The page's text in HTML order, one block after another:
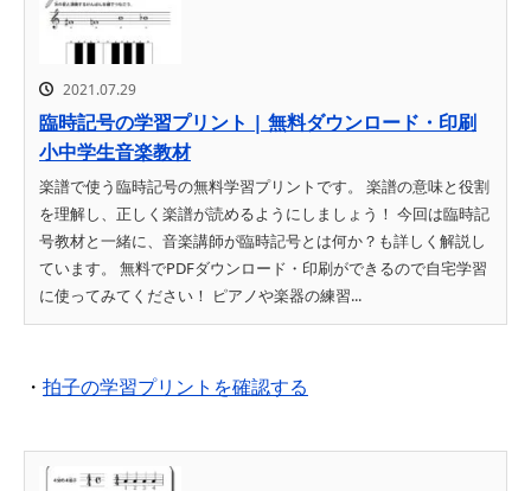
2021.07.29
臨時記号の学習プリント | 無料ダウンロード・印刷
小中学生音楽教材
楽譜で使う臨時記号の無料学習プリントです。 楽譜の意味と役割
を理解し、正しく楽譜が読めるようにしましょう！ 今回は臨時記
号教材と一緒に、音楽講師が臨時記号とは何か？も詳しく解説し
ています。 無料でPDFダウンロード・印刷ができるので自宅学習
に使ってみてください！ ピアノや楽器の練習...
・ 拍子の学習プリントを確認する